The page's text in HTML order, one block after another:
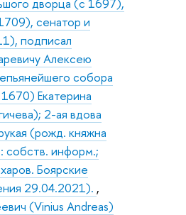
сенатор и
подписал
Алексею
собора
Екатерина
2-ая вдова
(рожд. княжна
собств. информ.;
Боярские
29.04.2021). ,
(Vinius Andreas)